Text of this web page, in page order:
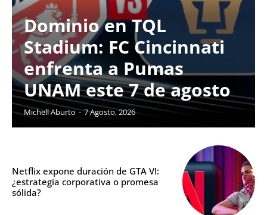
Dominio en TQL
Stadium: FC Cincinnati
enfrenta a Pumas
UNAM este 7 de agosto
Michell Aburto - 7 Agosto, 2026
Netflix expone duración de GTA VI:
¿estrategia corporativa o promesa
sólida?